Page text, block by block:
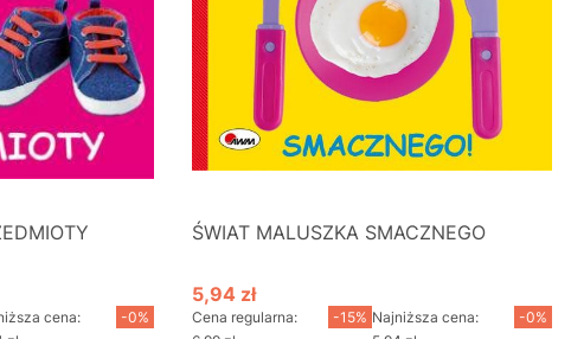
cena:
-0%
ŚWIAT MALUSZKA SMACZNEGO
Cena promocyjna
5,94 zł
Cena regularna:
-15% Najniższa cena:
-0%